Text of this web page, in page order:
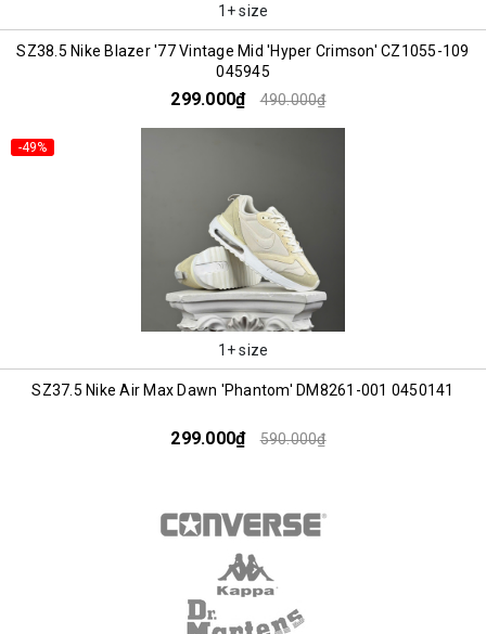
1+ size
SZ38.5 Nike Blazer '77 Vintage Mid 'Hyper Crimson' CZ1055-109
045945
299.000₫ 490.000₫
-49%
1+ size
SZ37.5 Nike Air Max Dawn 'Phantom' DM8261-001 0450141
299.000₫ 590.000₫